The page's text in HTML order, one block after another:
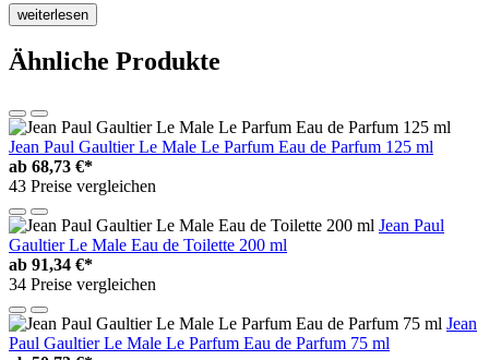
weiterlesen
Ähnliche Produkte
Jean Paul Gaultier Le Male Le Parfum Eau de Parfum 125 ml
ab 68,73 €*
43 Preise vergleichen
Jean Paul
Gaultier Le Male Eau de Toilette 200 ml
ab 91,34 €*
34 Preise vergleichen
Jean
Paul Gaultier Le Male Le Parfum Eau de Parfum 75 ml